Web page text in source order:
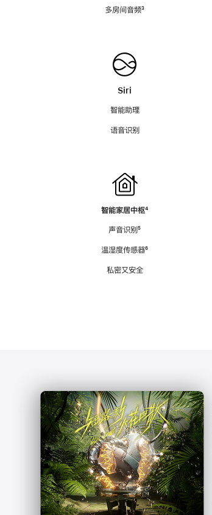
多房间音频脚
³
Siri
智能助理
语音识别
智能家居中枢脚
⁴
声音识别脚
⁵
温湿度传感器脚
⁶
私密又安全